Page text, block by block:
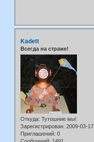
Kadett
Всегда на страже!
Откуда: Тутошние мы!
Зарегистрирован: 2009-03-17
Приглашений: 0